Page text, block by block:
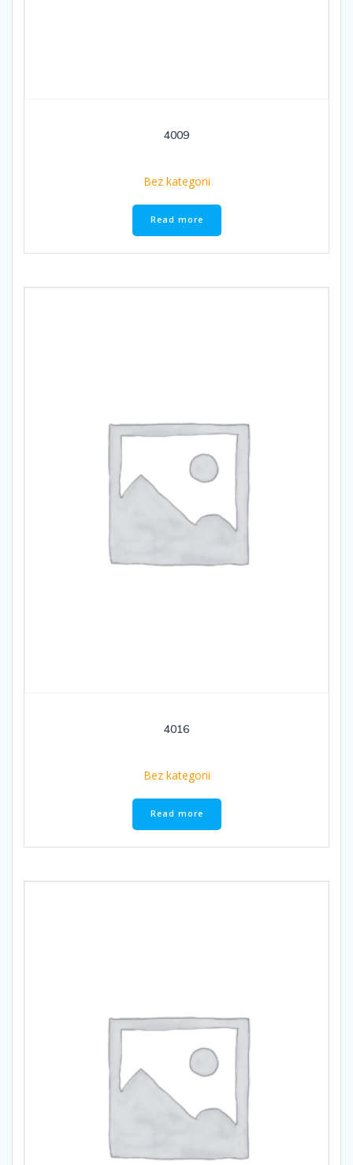
4009
Bez kategorii
Read more
4016
Bez kategorii
Read more